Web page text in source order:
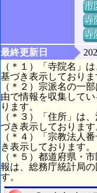
市
寺
寺
最終更新日
（＊１）「寺院名」
基づき表示しておりま
（＊２）宗派名の一
由で情報を収集して
ります。
（＊３）「住所」は
づき表示しております
（＊４）「宗教法人
き表示しております。
（＊５）都道府県・
報は、総務庁統計局
す。